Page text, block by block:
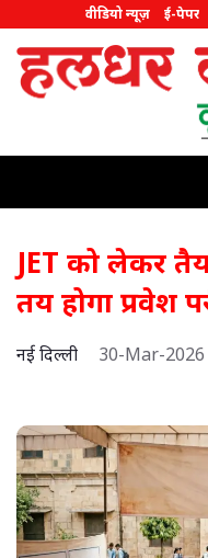
वीडियो न्यूज़ ई-पेपर
JET को लेकर
तय होगा प्रवेश
नई दिल्ली 30-Mar-2026